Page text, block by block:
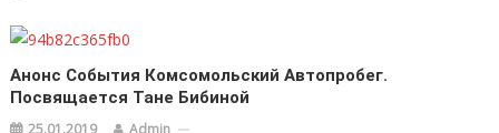
Анонс События Комсомольский Автопробег.
Посвящается Тане Бибиной
25.01.2019 Admin